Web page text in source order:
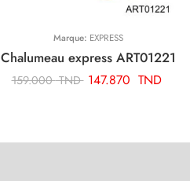
Marque: EXPRESS
Chalumeau express ART01221
159.000TND 147.870 TND